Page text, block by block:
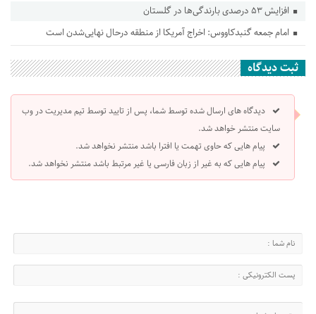
افزایش ۵۳ درصدی بارندگی‌ها در گلستان
امام جمعه گنبدکاووس: اخراج آمریکا از منطقه درحال نهایی‌شدن است
ثبت دیدگاه
دیدگاه های ارسال شده توسط شما، پس از تایید توسط تیم مدیریت در وب
سایت منتشر خواهد شد.
پیام هایی که حاوی تهمت یا افترا باشد منتشر نخواهد شد.
پیام هایی که به غیر از زبان فارسی یا غیر مرتبط باشد منتشر نخواهد شد.